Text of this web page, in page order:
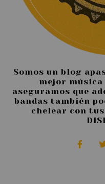
Somos un blog
mejor
aseguramos que
bandas también
chelear con tus